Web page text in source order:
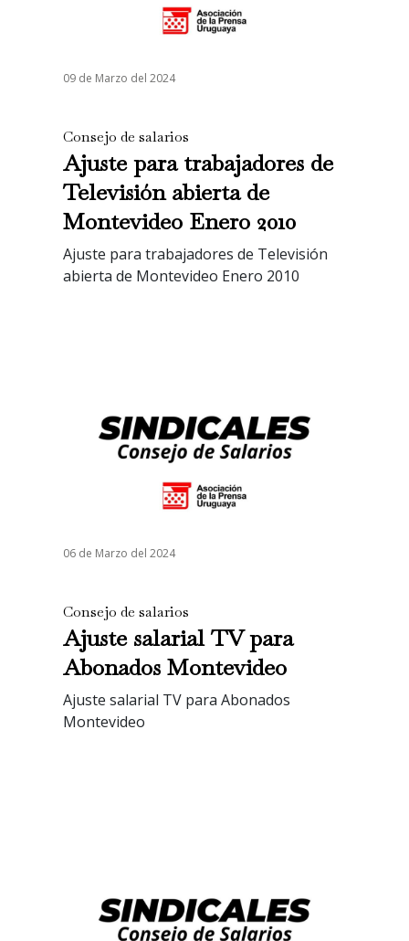
09 de Marzo del 2024
Consejo de salarios
Ajuste para trabajadores de
Televisión abierta de
Montevideo Enero 2010
Ajuste para trabajadores de Televisión
abierta de Montevideo Enero 2010
06 de Marzo del 2024
Consejo de salarios
Ajuste salarial TV para
Abonados Montevideo
Ajuste salarial TV para Abonados
Montevideo